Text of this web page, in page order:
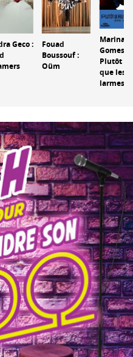
Geco :
Fouad
Boussouf :
Oüm
Marina
Gomes :
Plutôt le
que les
larmes